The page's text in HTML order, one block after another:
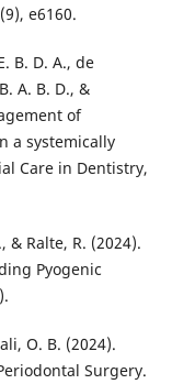
e6160.
B. D. A., de
A. B. D., &
of
a systemically
Care in Dentistry,
& Ralte, R. (2024).
Pyogenic
O. B. (2024).
Surgery.